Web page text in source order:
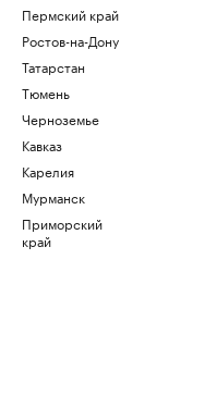
Пермский край
Ростов-на-Дону
Татарстан
Тюмень
Черноземье
Кавказ
Карелия
Мурманск
Приморский
край